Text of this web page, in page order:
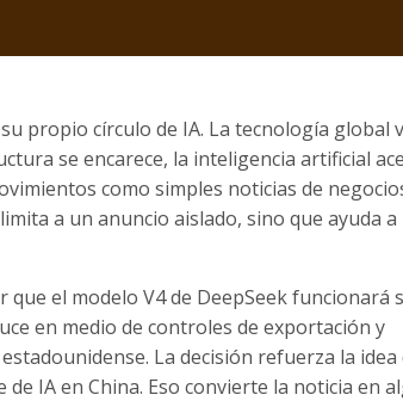
propio círculo de IA. La tecnología global
se encarece, la inteligencia artificial
como simples noticias de
a un anuncio aislado, sino que ayuda a
el modelo V4 de DeepSeek funcionará
en medio de controles de exportación y
La decisión refuerza la idea
IA en China. Eso convierte la noticia en